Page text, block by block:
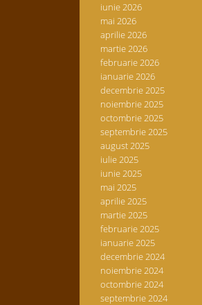
iunie 2026
mai 2026
aprilie 2026
martie 2026
februarie 2026
ianuarie 2026
decembrie 2025
noiembrie 2025
octombrie 2025
septembrie 2025
august 2025
iulie 2025
iunie 2025
mai 2025
aprilie 2025
martie 2025
februarie 2025
ianuarie 2025
decembrie 2024
noiembrie 2024
octombrie 2024
septembrie 2024